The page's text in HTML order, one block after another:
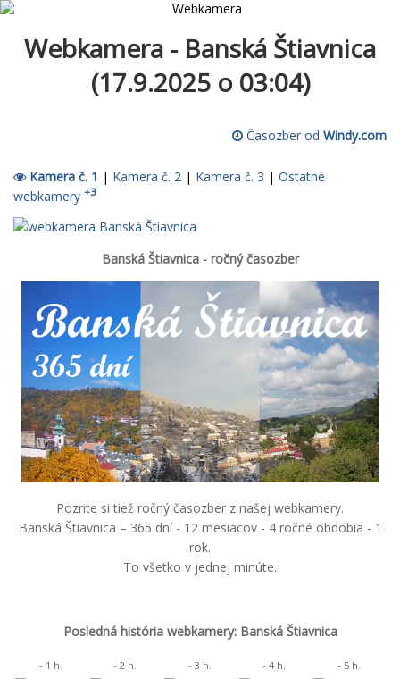
Webkamera - Banská Štiavnica
(17.9.2025 o 03:04)
Časozber od Windy.com
Kamera č. 1 | Kamera č. 2 | Kamera č. 3 | Ostatné
webkamery +3
Banská Štiavnica - ročný časozber
Pozrite si tiež ročný časozber z našej webkamery.
Banská Štiavnica – 365 dní - 12 mesiacov - 4 ročné obdobia - 1
rok.
To všetko v jednej minúte.
Posledná história webkamery: Banská Štiavnica
- 1 h. - 2 h. - 3 h. - 4 h. - 5 h.